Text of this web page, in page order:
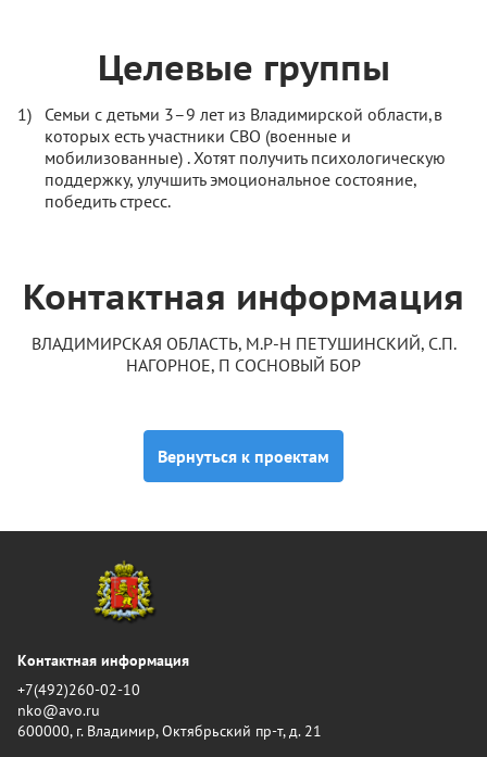
Целевые группы
Семьи с детьми 3–9 лет из Владимирской области,в
которых есть участники СВО (военные и
мобилизованные) . Хотят получить психологическую
поддержку, улучшить эмоциональное состояние,
победить стресс.
Контактная информация
ВЛАДИМИРСКАЯ ОБЛАСТЬ, М.Р-Н ПЕТУШИНСКИЙ, С.П.
НАГОРНОЕ, П СОСНОВЫЙ БОР
Вернуться к проектам
Контактная информация
+7(492)260-02-10
nko@avo.ru
600000, г. Владимир, Октябрьский пр-т, д. 21